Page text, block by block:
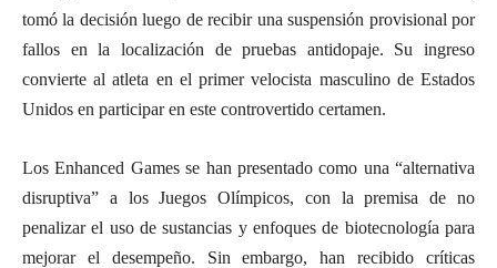
tomó la decisión luego de recibir una suspensión provisional por
fallos en la localización de pruebas antidopaje. Su ingreso
convierte al atleta en el primer velocista masculino de Estados
Unidos en participar en este controvertido certamen.
Los Enhanced Games se han presentado como una “alternativa
disruptiva” a los Juegos Olímpicos, con la premisa de no
penalizar el uso de sustancias y enfoques de biotecnología para
mejorar el desempeño. Sin embargo, han recibido críticas